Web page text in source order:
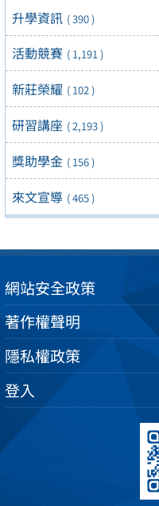
升學資訊 ( 390 )
活動競賽 ( 1,191 )
新莊榮耀 ( 102 )
研習講座 ( 2,193 )
獎助學金 ( 156 )
來文宣導 ( 465 )
網站安全政策
著作權聲明
隱私權政策
登入